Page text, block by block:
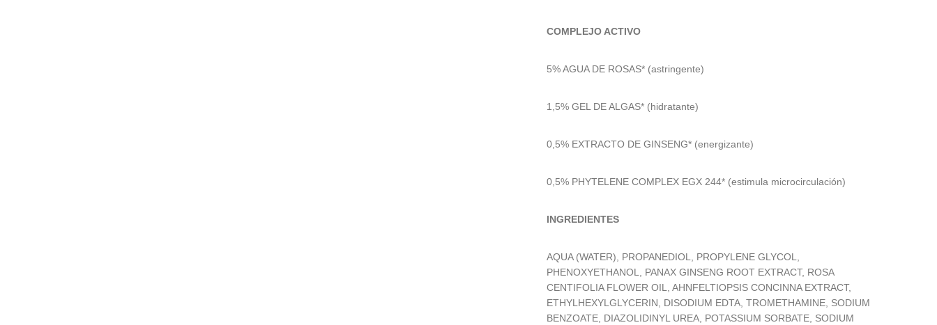
COMPLEJO ACTIVO
5% AGUA DE ROSAS* (astringente)
1,5% GEL DE ALGAS* (hidratante)
0,5% EXTRACTO DE GINSENG* (energizante)
0,5% PHYTELENE COMPLEX EGX 244* (estimula microcirculación)
INGREDIENTES
AQUA (WATER), PROPANEDIOL, PROPYLENE GLYCOL,
PHENOXYETHANOL, PANAX GINSENG ROOT EXTRACT, ROSA
CENTIFOLIA FLOWER OIL, AHNFELTIOPSIS CONCINNA EXTRACT,
ETHYLHEXYLGLYCERIN, DISODIUM EDTA, TROMETHAMINE, SODIUM
BENZOATE, DIAZOLIDINYL UREA, POTASSIUM SORBATE, SODIUM